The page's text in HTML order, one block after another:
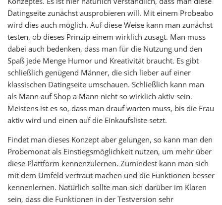
Datingseite zunächst ausprobieren will. Mit einem Probeabo
wird dies auch möglich. Auf diese Weise kann man zunächst
testen, ob dieses Prinzip einem wirklich zusagt. Man muss
dabei auch bedenken, dass man für die Nutzung und den
Spaß jede Menge Humor und Kreativität braucht. Es gibt
schließlich genügend Männer, die sich lieber auf einer
klassischen Datingseite umschauen. Schließlich kann man
als Mann auf Shop a Mann nicht so wirklich aktiv sein.
Meistens ist es so, dass man drauf warten muss, bis die Frau
aktiv wird und einen auf die Einkaufsliste setzt.
Findet man dieses Konzept aber gelungen, so kann man den
Probemonat als Einstiegsmöglichkeit nutzen, um mehr über
diese Plattform kennenzulernen. Zumindest kann man sich
mit dem Umfeld vertraut machen und die Funktionen besser
kennenlernen. Natürlich sollte man sich darüber im Klaren
sein, dass die Funktionen in der Testversion sehr